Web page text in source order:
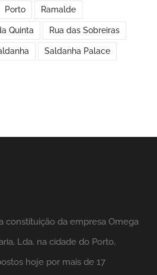
Porto Ramalde
Quinta Rua das Sobreiras
Saldanha Palace
constituição da empresa Omega
Lda. na cidade do Porto,
hoje por mais de 17